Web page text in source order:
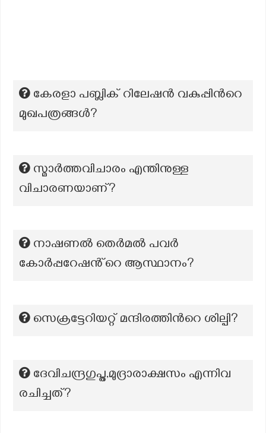
കേരളാ പബ്ലിക് റിലേഷന്‍ വകുപ്പിന്‍റെ
മുഖപത്രങ്ങള്‍?
സ്മാർത്തവിചാരം എന്തിനുള്ള
വിചാരണയാണ്?
നാഷണൽ തെർമൽ പവർ
കോർപ്പറേഷൻ്റെ ആസ്ഥാനം?
സെക്രട്ടേറിയറ്റ് മന്ദിരത്തിന്‍റെ ശില്പി?
ദേവിചന്ദ്രഗുപ്ത,മുദ്രാരാക്ഷസം എന്നിവ
രചിച്ചത്?